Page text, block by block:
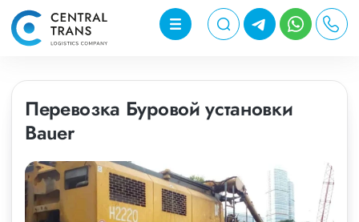
Перевозка Буровой установки
Bauer